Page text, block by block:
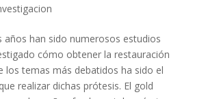
años han sido numerosos estudios
cómo obtener la restauración
los temas más debatidos ha sido el
realizar dichas prótesis. El gold